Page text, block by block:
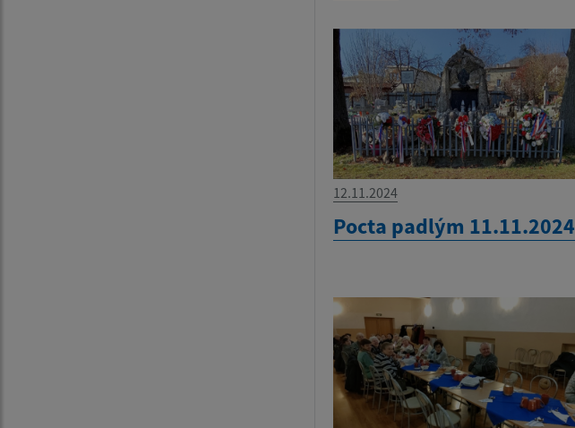
12.11.2024
Pocta padlým 11.11.2024